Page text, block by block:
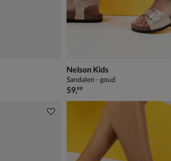
Nelson Kids
Sandalen - goud
€ 59,99
59,99